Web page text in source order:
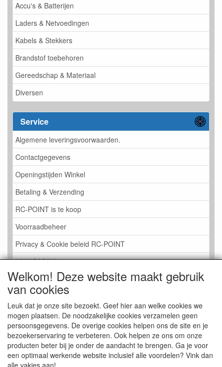
Accu's & Batterijen
Laders & Netvoedingen
Kabels & Stekkers
Brandstof toebehoren
Gereedschap & Materiaal
Diversen
Service
Algemene leveringsvoorwaarden.
Contactgegevens
Openingstijden Winkel
Betaling & Verzending
RC-POINT is te koop
Voorraadbeheer
Privacy & Cookie beleid RC-POINT
LINK PAGINA
Gastenboek RC-POINT
Kijkje in de Winkel
Welkom! Deze website maakt gebruik
van cookies
Leuk dat je onze site bezoekt. Geef hier aan welke cookies we
mogen plaatsen. De noodzakelijke cookies verzamelen geen
persoonsgegevens. De overige cookies helpen ons de site en je
bezoekerservaring te verbeteren. Ook helpen ze ons om onze
producten beter bij je onder de aandacht te brengen. Ga je voor
een optimaal werkende website inclusief alle voordelen? Vink dan
alle vakjes aan!